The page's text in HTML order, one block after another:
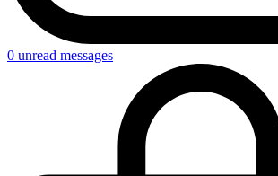
0 unread messages